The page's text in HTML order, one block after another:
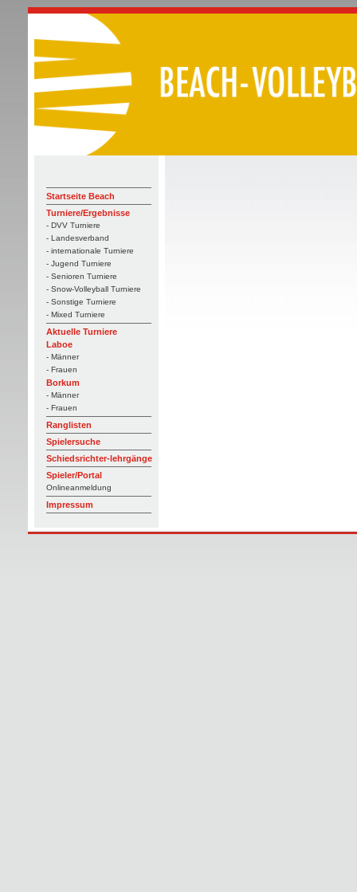
Startseite Beach
Turniere/Ergebnisse
- DVV Turniere
- Landesverband
- internationale Turniere
- Jugend Turniere
- Senioren Turniere
- Snow-Volleyball Turniere
- Sonstige Turniere
- Mixed Turniere
Aktuelle Turniere
Laboe
- Männer
- Frauen
Borkum
- Männer
- Frauen
Ranglisten
Spielersuche
Schiedsrichter-lehrgänge
Spieler/Portal
Onlineanmeldung
Impressum